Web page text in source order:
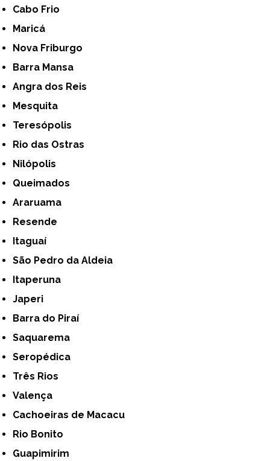
Cabo Frio
Maricá
Nova Friburgo
Barra Mansa
Angra dos Reis
Mesquita
Teresópolis
Rio das Ostras
Nilópolis
Queimados
Araruama
Resende
Itaguaí
São Pedro da Aldeia
Itaperuna
Japeri
Barra do Piraí
Saquarema
Seropédica
Três Rios
Valença
Cachoeiras de Macacu
Rio Bonito
Guapimirim